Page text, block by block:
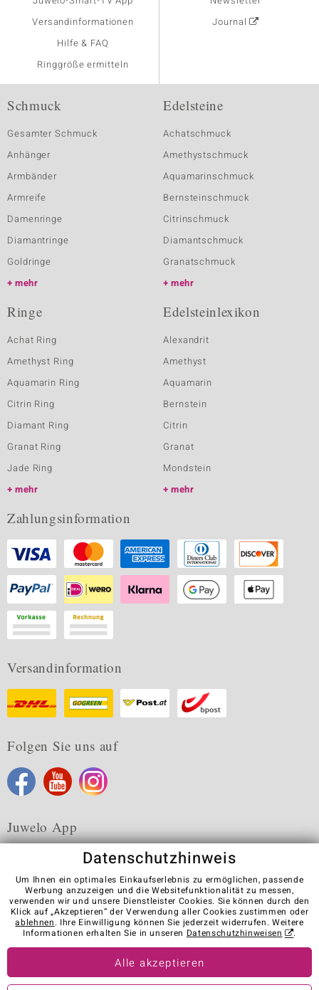
Versandinformationen
Hilfe & FAQ
Ringgröße ermitteln
Journal
Schmuck
Gesamter Schmuck
Anhänger
Armbänder
Armreife
Damenringe
Diamantringe
Goldringe
mehr
Edelsteine
Achatschmuck
Amethystschmuck
Aquamarinschmuck
Bernsteinschmuck
Citrinschmuck
Diamantschmuck
Granatschmuck
mehr
Ringe
Achat Ring
Amethyst Ring
Aquamarin Ring
Citrin Ring
Diamant Ring
Granat Ring
Jade Ring
mehr
Edelsteinlexikon
Alexandrit
Amethyst
Aquamarin
Bernstein
Citrin
Granat
Mondstein
mehr
Zahlungsinformation
Versandinformation
Folgen Sie uns auf
Juwelo App
Karriere AGB Datenschutz Cookies
Impressum
Kontakt
Vertrag widerrufen
Visit our stores in other countries:
Datenschutzhinweis
Um Ihnen ein optimales Einkaufserlebnis zu ermöglichen, passende
Werbung anzuzeigen und die Websitefunktionalität zu messen,
verwenden wir und unsere Dienstleister Cookies. Sie können durch den
Klick auf „Akzeptieren“ der Verwendung aller Cookies zustimmen oder
ablehnen. Ihre Einwilligung können Sie jederzeit widerrufen. Weitere
Informationen erhalten Sie in unseren Datenschutzhinweisen .
Alle akzeptieren